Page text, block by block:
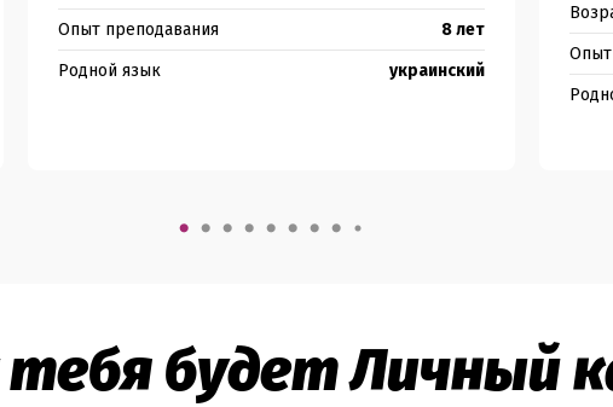
Опыт преподавания
8 лет
Родной язык
украинский
Опыт
тебя будет Личный